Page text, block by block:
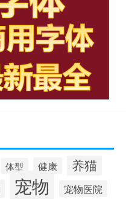
体型 健康 养猫
宠物 宠物医院